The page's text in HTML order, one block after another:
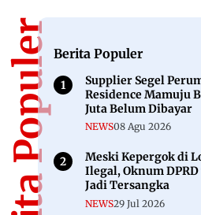
Berita PopulerBerita Populer
Supplier Segel
Residence Mamuju
Juta Belum Dibayar
NEWS08 Agu 2026
Meski Kepergok di
Ilegal, Oknum
Jadi Tersangka
NEWS29 Jul 2026